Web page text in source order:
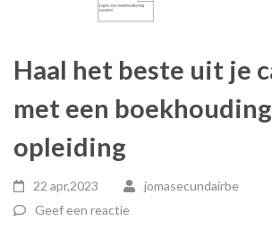
Haal het beste uit je
met een boekhouding
opleiding
22 apr,2023
jomasecundairbe
Geef een reactie